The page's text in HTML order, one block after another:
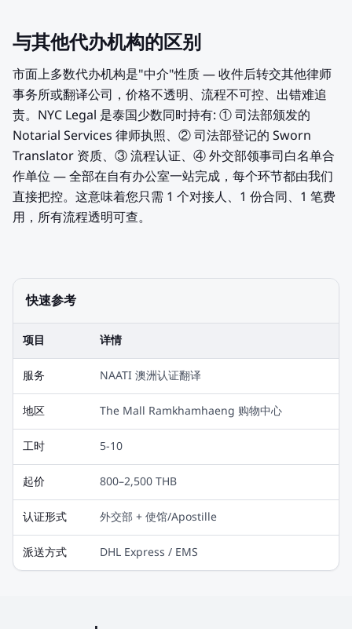
与其他代办机构的区别
市面上多数代办机构是"中介"性质 — 收件后转交其他律师
事务所或翻译公司，价格不透明、流程不可控、出错难追
责。NYC Legal 是泰国少数同时持有: ① 司法部颁发的
Notarial Services 律师执照、② 司法部登记的 Sworn
Translator 资质、③ 流程认证、④ 外交部领事司白名单合
作单位 — 全部在自有办公室一站完成，每个环节都由我们
直接把控。这意味着您只需 1 个对接人、1 份合同、1 笔费
用，所有流程透明可查。
快速参考
项目 详情
服务 NAATI 澳洲认证翻译
地区 The Mall Ramkhamhaeng 购物中心
工时 5-10
起价 800–2,500 THB
认证形式 外交部 + 使馆/Apostille
派送方式 DHL Express / EMS